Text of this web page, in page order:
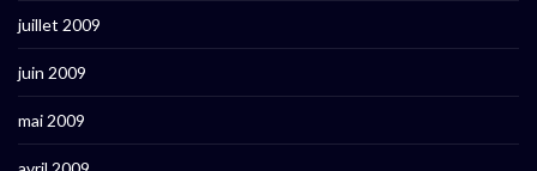
juillet 2009
juin 2009
mai 2009